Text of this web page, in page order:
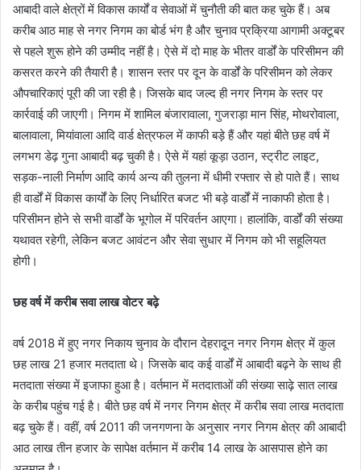
आबादी वाले क्षेत्रों में विकास कार्यों व सेवाओं में चुनौती की बात कह चुके हैं। अब
करीब आठ माह से नगर निगम का बोर्ड भंग है और चुनाव प्रक्रिया आगामी अक्टूबर
से पहले शुरू होने की उम्मीद नहीं है। ऐसे में दो माह के भीतर वार्डों के परिसीमन की
कसरत करने की तैयारी है। शासन स्तर पर दून के वार्डों के परिसीमन को लेकर
औपचारिकाएं पूरी की जा रही है। जिसके बाद जल्द ही नगर निगम के स्तर पर
कार्रवाई की जाएगी। निगम में शामिल बंजारावाला, गुजराड़ा मान सिंह, मोथरोवाला,
बालावाला, मियांवाला आदि वार्ड क्षेत्रफल में काफी बड़े हैं और यहां बीते छह वर्ष में
लगभग डेढ़ गुना आबादी बढ़ चुकी है। ऐसे में यहां कूड़ा उठान, स्ट्रीट लाइट,
सड़क-नाली निर्माण आदि कार्य अन्य की तुलना में धीमी रफ्तार से हो पाते हैं। साथ
ही वार्डों में विकास कार्यों के लिए निर्धारित बजट भी बड़े वार्डों में नाकाफी होता है।
परिसीमन होने से सभी वार्डों के भूगोल में परिवर्तन आएगा। हालांकि, वार्डों की संख्या
यथावत रहेगी, लेकिन बजट आवंटन और सेवा सुधार में निगम को भी सहूलियत
होगी।
छह वर्ष में करीब सवा लाख वोटर बढ़े
वर्ष 2018 में हुए नगर निकाय चुनाव के दौरान देहरादून नगर निगम क्षेत्र में कुल
छह लाख 21 हजार मतदाता थे। जिसके बाद कई वार्डों में आबादी बढ़ने के साथ ही
मतदाता संख्या में इजाफा हुआ है। वर्तमान में मतदाताओं की संख्या साढ़े सात लाख
के करीब पहुंच गई है। बीते छह वर्ष में नगर निगम क्षेत्र में करीब सवा लाख मतदाता
बढ़ चुके हैं। वहीं, वर्ष 2011 की जनगणना के अनुसार नगर निगम क्षेत्र की आबादी
आठ लाख तीन हजार के सापेक्ष वर्तमान में करीब 14 लाख के आसपास होने का